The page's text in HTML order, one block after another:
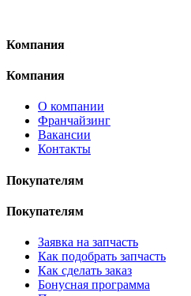
Компания
Компания
О компании
Франчайзинг
Вакансии
Контакты
Покупателям
Покупателям
Заявка на запчасть
Как подобрать запчасть
Как сделать заказ
Бонусная программа